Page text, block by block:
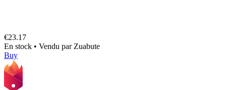
€23.17
En stock • Vendu par Zuabute
Buy